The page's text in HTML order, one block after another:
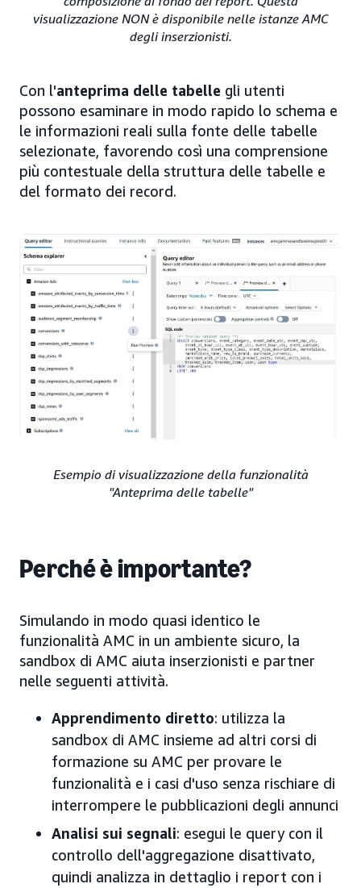
visualizzazione NON è disponibile nelle istanze AMC
degli inserzionisti.
Con l'anteprima delle tabelle gli utenti
possono esaminare in modo rapido lo schema e
le informazioni reali sulla fonte delle tabelle
selezionate, favorendo così una comprensione
più contestuale della struttura delle tabelle e
del formato dei record.
Esempio di visualizzazione della funzionalità
"Anteprima delle tabelle"
Perché è importante?
Simulando in modo quasi identico le
funzionalità AMC in un ambiente sicuro, la
sandbox di AMC aiuta inserzionisti e partner
nelle seguenti attività.
Apprendimento diretto: utilizza la
sandbox di AMC insieme ad altri corsi di
formazione su AMC per provare le
funzionalità e i casi d'uso senza rischiare di
interrompere le pubblicazioni degli annunci
Analisi sui segnali: esegui le query con il
controllo dell'aggregazione disattivato,
quindi analizza in dettaglio i report con i